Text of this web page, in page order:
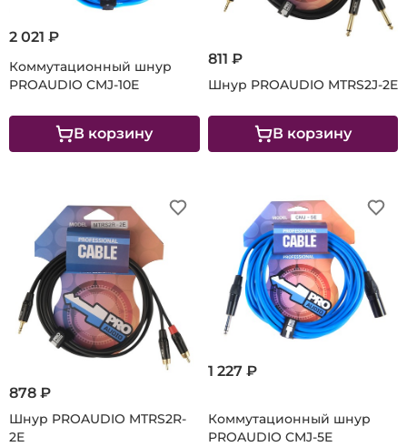
Коммутационный шнур
PROAUDIO CMJ-10E
2 021 ₽
В корзину
Шнур PROAUDIO MTRS2J-2E
811 ₽
В корзину
Шнур PROAUDIO MTRS2R-
2E
878 ₽
Коммутационный шнур
PROAUDIO CMJ-5E
1 227 ₽